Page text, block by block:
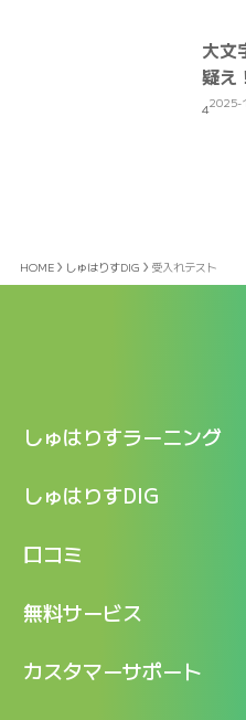
大文
疑え
42025-
HOME しゅはりすDIG 受入れテスト
しゅはりすラーニング
特長
料金
新着情報
ログイン
しゅはりすDIG
記事一覧
口コミ
口コミ一覧
無料サービス
LINEで『Iパス ならし学習』
カスタマーサポート